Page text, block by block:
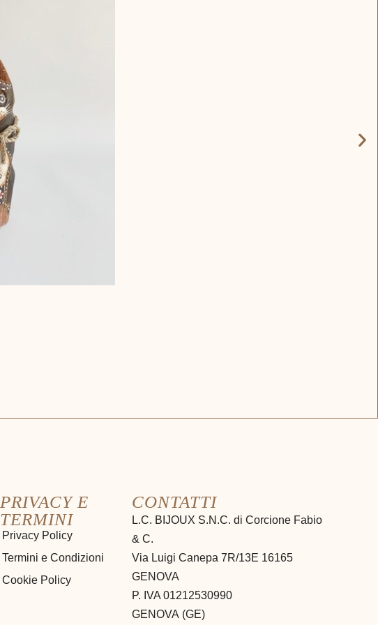
PRIVACY E
TERMINI
Privacy Policy
Termini e Condizioni
Cookie Policy
CONTATTI
L.C. BIJOUX S.N.C. di Corcione Fabio
& C.
Via Luigi Canepa 7R/13E 16165
GENOVA
P. IVA 01212530990
GENOVA (GE)